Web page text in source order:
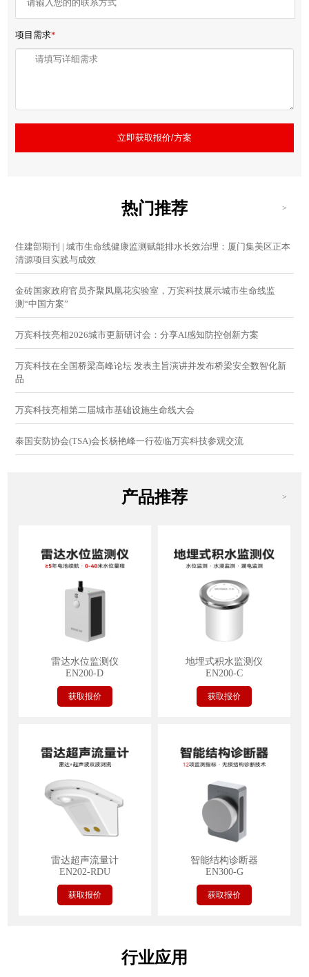
项目需求*
立即获取报价/方案
热门推荐 >
住建部期刊 | 城市生命线健康监测赋能排水长效治理：厦门集美区正本
清源项目实践与成效
金砖国家政府官员齐聚凤凰花实验室，万宾科技展示城市生命线监
测“中国方案”
万宾科技亮相2026城市更新研讨会：分享AI感知防控创新方案
万宾科技在全国桥梁高峰论坛 发表主旨演讲并发布桥梁安全数智化新
品
万宾科技亮相第二届城市基础设施生命线大会
泰国安防协会(TSA)会长杨艳峰一行莅临万宾科技参观交流
产品推荐 >
雷达水位监测仪
EN200-D
获取报价
地埋式积水监测仪
EN200-C
获取报价
雷达超声流量计
EN202-RDU
获取报价
智能结构诊断器
EN300-G
获取报价
行业应用